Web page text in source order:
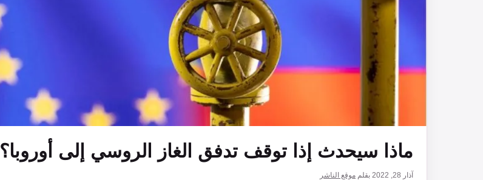
ماذا سيحدث إذا توقف تدفق الغاز الروسي إلى أوروبا؟
آذار 28, 2022 بقلم موقع الناشر